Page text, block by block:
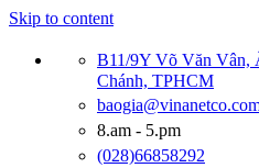
Skip to content
B11/9Y Võ Văn Vân,
Chánh, TPHCM
8.am - 5.pm
(028)66858292